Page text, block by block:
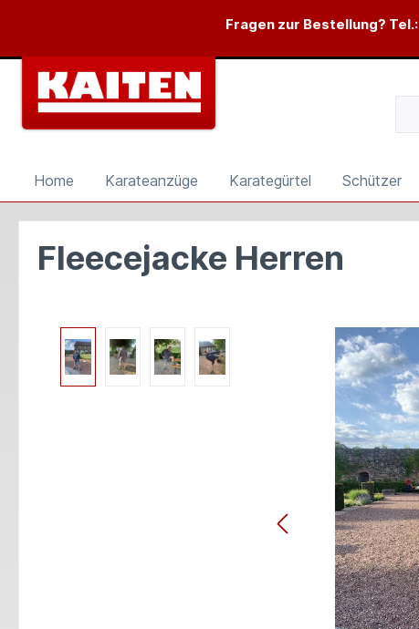
Zur Hauptnavigation springenFragen zur Bestellung? Tel.:
Home Karateanzüge Karategürtel Schützer
Fleecejacke Herren
Bildergalerie überspringen